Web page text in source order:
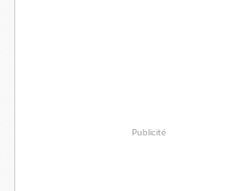
Publicité